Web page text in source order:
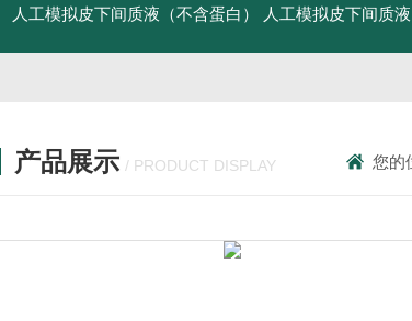
人工模拟皮下间质液（不含蛋白） 人工模拟皮下间质液
产品展示 / PRODUCT DISPLAY 您的